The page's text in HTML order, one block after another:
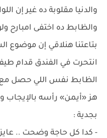
والدنيا مقلوبة ده غير إن
والظابط ده اختفى امبارح
بتاعتنا هنلاقي إن موضوع
انتحرت في الفندق قدام
الظابط نفس اللي حصل مع
هز «أيمن» رأسه
بجدية :
- كدا كل حاجة وضحت ..